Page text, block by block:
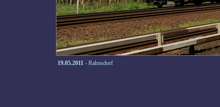
19.05.2011 - Rahnsdorf